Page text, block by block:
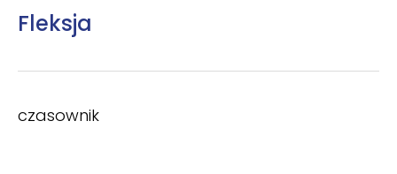
Fleksja
czasownik